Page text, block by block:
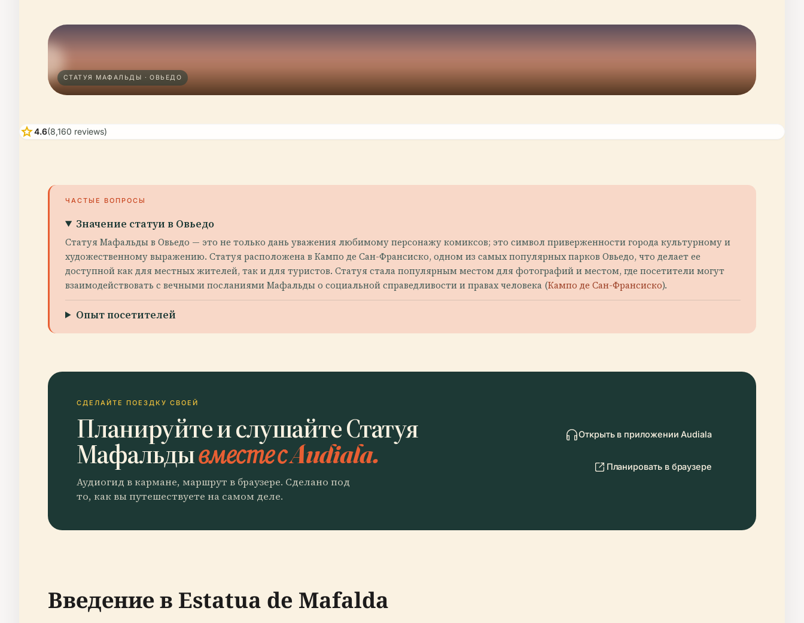
СТАТУЯ МАФАЛЬДЫ · ОВЬЕДО
star4.6(8,160 reviews)
ЧАСТЫЕ ВОПРОСЫ
Значение статуи в Овьедо
Статуя Мафальды в Овьедо — это не только дань уважения любимому персонажу комиксов; это символ приверженности города культурному и
художественному выражению. Статуя расположена в Кампо де Сан-Франсиско, одном из самых популярных парков Овьедо, что делает ее
доступной как для местных жителей, так и для туристов. Статуя стала популярным местом для фотографий и местом, где посетители могут
взаимодействовать с вечными посланиями Мафальды о социальной справедливости и правах человека (Кампо де Сан-Франсиско).
Опыт посетителей
СДЕЛАЙТЕ ПОЕЗДКУ СВОЕЙ
Планируйте и слушайте Статуя
Мафальдывместе с Audiala.
Аудиогид в кармане, маршрут в браузере. Сделано под
то, как вы путешествуете на самом деле.
Открыть в приложении Audiala
Планировать в браузере
Введение в Estatua de Mafalda